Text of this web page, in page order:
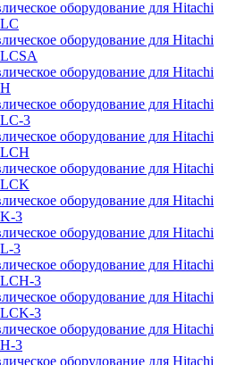
оборудование для Hitachi
оборудование для Hitachi
оборудование для Hitachi
оборудование для Hitachi
3
оборудование для Hitachi
оборудование для Hitachi
оборудование для Hitachi
3
оборудование для Hitachi
3
оборудование для Hitachi
3
оборудование для Hitachi
3
оборудование для Hitachi
3
оборудование для Hitachi